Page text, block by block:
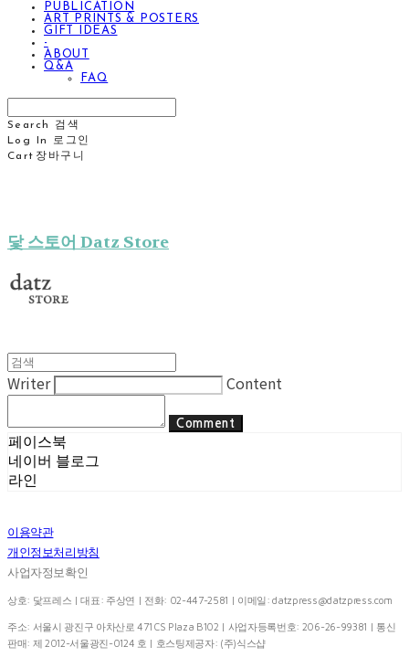
PUBLICATION
ART PRINTS & POSTERS
GIFT IDEAS
-
ABOUT
Q&A
FAQ
Search
검색
Log In
로그인
Cart 장바구니
닻 스토어 Datz Store
Writer Content
Comment
페이스북
네이버 블로그
라인
이용약관
개인정보처리방침
사업자정보확인
상호: 닻프레스 | 대표: 주상연 | 전화: 02-447-2581 | 이메일:datzpress@datzpress.com
주소: 서울시 광진구 아차산로 471 CS Plaza B102 | 사업자등록번호: 206-26-99381 | 통신
판매: 제 2012-서울광진-0124 호 | 호스팅제공자: (주)식스샵